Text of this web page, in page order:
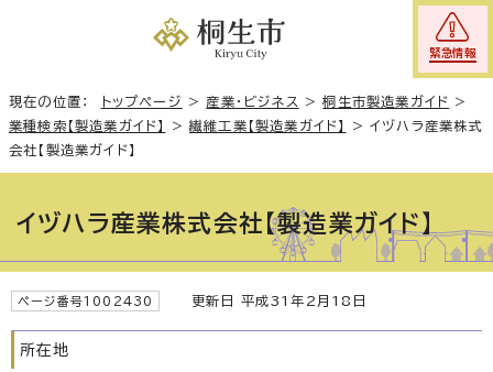
緊急情報
現在の位置： トップページ > 産業・ビジネス >桐生市製造業ガイド
>
業種検索【製造業ガイド】
>繊維工業【製造業ガイド】 >イヅハラ産業株式
会社【製造業ガイド】
イヅハラ産業株式会社【製造業ガイド】
ページ番号1002430 更新日 平成31年2月18日
所在地